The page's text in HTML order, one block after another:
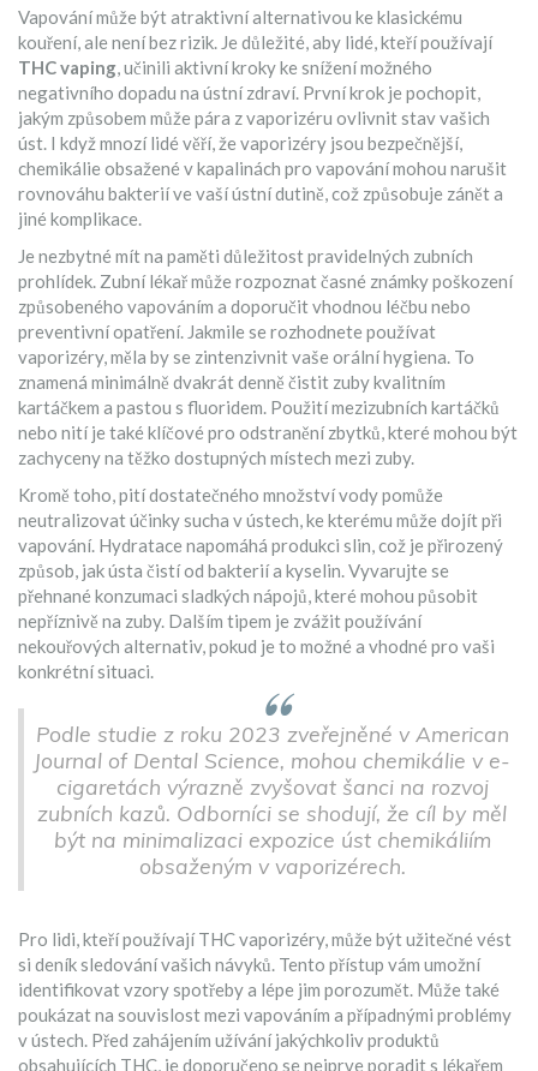
Vapování může být atraktivní alternativou ke klasickému
kouření, ale není bez rizik. Je důležité, aby lidé, kteří používají
THC vaping, učinili aktivní kroky ke snížení možného
negativního dopadu na ústní zdraví. První krok je pochopit,
jakým způsobem může pára z vaporizéru ovlivnit stav vašich
úst. I když mnozí lidé věří, že vaporizéry jsou bezpečnější,
chemikálie obsažené v kapalinách pro vapování mohou narušit
rovnováhu bakterií ve vaší ústní dutině, což způsobuje zánět a
jiné komplikace.
Je nezbytné mít na paměti důležitost pravidelných zubních
prohlídek. Zubní lékař může rozpoznat časné známky poškození
způsobeného vapováním a doporučit vhodnou léčbu nebo
preventivní opatření. Jakmile se rozhodnete používat
vaporizéry, měla by se zintenzivnit vaše orální hygiena. To
znamená minimálně dvakrát denně čistit zuby kvalitním
kartáčkem a pastou s fluoridem. Použití mezizubních kartáčků
nebo nití je také klíčové pro odstranění zbytků, které mohou být
zachyceny na těžko dostupných místech mezi zuby.
Kromě toho, pití dostatečného množství vody pomůže
neutralizovat účinky sucha v ústech, ke kterému může dojít při
vapování. Hydratace napomáhá produkci slin, což je přirozený
způsob, jak ústa čistí od bakterií a kyselin. Vyvarujte se
přehnané konzumaci sladkých nápojů, které mohou působit
nepříznivě na zuby. Dalším tipem je zvážit používání
nekouřových alternativ, pokud je to možné a vhodné pro vaši
konkrétní situaci.
Podle studie z roku 2023 zveřejněné v American
Journal of Dental Science, mohou chemikálie v e-
cigaretách výrazně zvyšovat šanci na rozvoj
zubních kazů. Odborníci se shodují, že cíl by měl
být na minimalizaci expozice úst chemikáliím
obsaženým v vaporizérech.
Pro lidi, kteří používají THC vaporizéry, může být užitečné vést
si deník sledování vašich návyků. Tento přístup vám umožní
identifikovat vzory spotřeby a lépe jim porozumět. Může také
poukázat na souvislost mezi vapováním a případnými problémy
v ústech. Před zahájením užívání jakýchkoliv produktů
obsahujících THC, je doporučeno se nejprve poradit s lékařem